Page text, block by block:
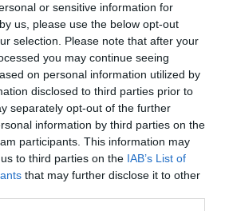
or sensitive information for
us, please use the below opt-out
selection. Please note that after your
you may continue seeing
on personal information utilized by
disclosed to third parties prior to
separately opt-out of the further
information by third parties on the
participants. This information may
to third parties on the IAB’s List of
that may further disclose it to other
Fair a
:
31 mai 2017 -
12 h 06 min
ne sommes pas à ce point
idiots…”
les PNT non plus…Mais je
pas tous les
pour porter des
définitifs sur la
le point de vue” ( quels
ils d’ailleurs? J’ai
du mal à me